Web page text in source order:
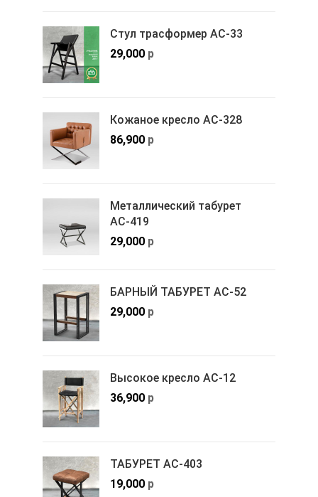
Стул трасформер АС-33
29,000 р
Кожаное кресло АС-328
86,900 р
Металлический табурет
АС-419
29,000 р
БАРНЫЙ ТАБУРЕТ АС-52
29,000 р
Высокое кресло АС-12
36,900 р
ТАБУРЕТ АС-403
19,000 р